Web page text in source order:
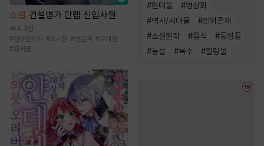
소설 건설명가 만렙 신입사원
4.3만
#현대판타지 #회사원 #전문직 #유쾌함
#회귀물
#현대물 #영상화
#역사/시대물 #인외존재
#소설원작 #음식 #동양풍
#동물 #복수 #힐링물